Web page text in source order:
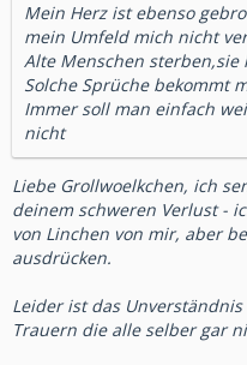
Mein Herz ist ebenso
mein Umfeld mich nicht
Alte Menschen
Solche Sprüche bekommt
Immer soll man einfach
nicht
Liebe Grollwoelkchen, ich
deinem schweren Verlust -
von Linchen von mir, aber
ausdrücken.
Leider ist das
Trauern die alle selber gar